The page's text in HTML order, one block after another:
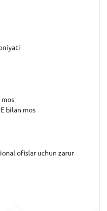
bilan mos
ofislar uchun zarur